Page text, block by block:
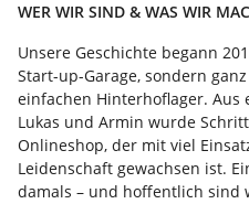
WER WIR SIND & WAS WIR
Unsere Geschichte begann
Start-up-Garage, sondern
einfachen Hinterhoflager. Aus
Lukas und Armin wurde
Onlineshop, der mit viel
Leidenschaft gewachsen ist.
damals – und hoffentlich sind